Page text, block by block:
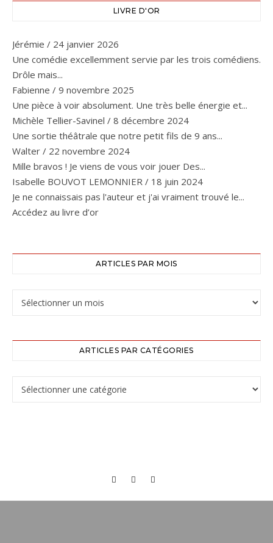
LIVRE D'OR
Jérémie / 24 janvier 2026
Une comédie excellemment servie par les trois comédiens.
Drôle mais...
Fabienne / 9 novembre 2025
Une pièce à voir absolument. Une très belle énergie et...
Michèle Tellier-Savinel / 8 décembre 2024
Une sortie théâtrale que notre petit fils de 9 ans...
Walter / 22 novembre 2024
Mille bravos ! Je viens de vous voir jouer Des...
Isabelle BOUVOT LEMONNIER / 18 juin 2024
Je ne connaissais pas l'auteur et j'ai vraiment trouvé le...
Accédez au livre d’or
ARTICLES PAR MOIS
Articles par mois
ARTICLES PAR CATÉGORIES
Articles par catégories